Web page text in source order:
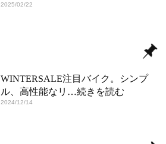
2025/02/22
WINTERSALE注目バイク。シンプ
ル、高性能なリ …続きを読む
2024/12/14